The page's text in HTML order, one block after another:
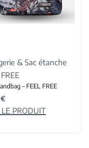
& Sac étanche
– FEEL FREE
€
PRODUIT